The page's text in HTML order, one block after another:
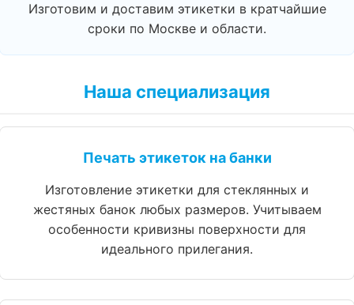
Изготовим и доставим этикетки в кратчайшие
сроки по Москве и области.
Наша специализация
Печать этикеток на банки
Изготовление этикетки для стеклянных и
жестяных банок любых размеров. Учитываем
особенности кривизны поверхности для
идеального прилегания.